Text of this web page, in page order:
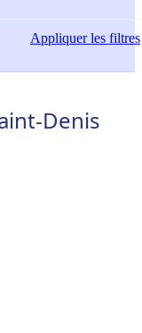
Appliquerles filtres
Denis